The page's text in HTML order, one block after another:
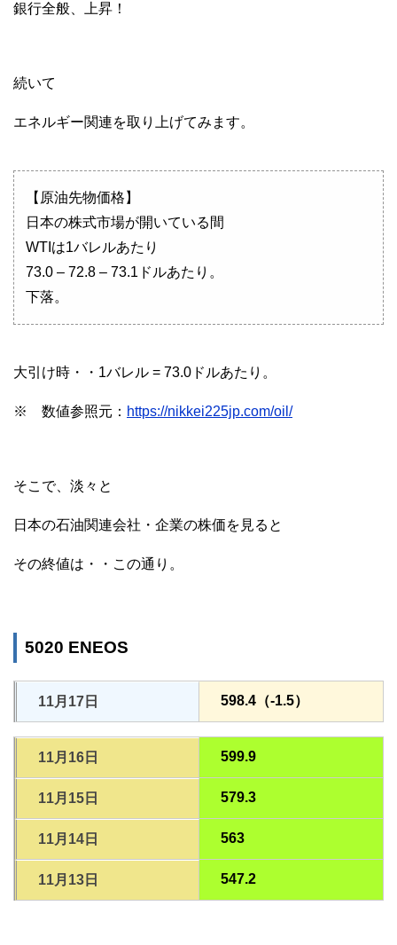
銀行全般、上昇！
続いて
エネルギー関連を取り上げてみます。
【原油先物価格】
日本の株式市場が開いている間
WTIは1バレルあたり
73.0 – 72.8 – 73.1ドルあたり。
下落。
大引け時・・1バレル = 73.0ドルあたり。
※ 数値参照元： https://nikkei225jp.com/oil/
そこで、淡々と
日本の石油関連会社・企業の株価を見ると
その終値は・・この通り。
5020 ENEOS
11月17日 598.4（-1.5）
11月16日 599.9
11月15日 579.3
11月14日 563
11月13日 547.2